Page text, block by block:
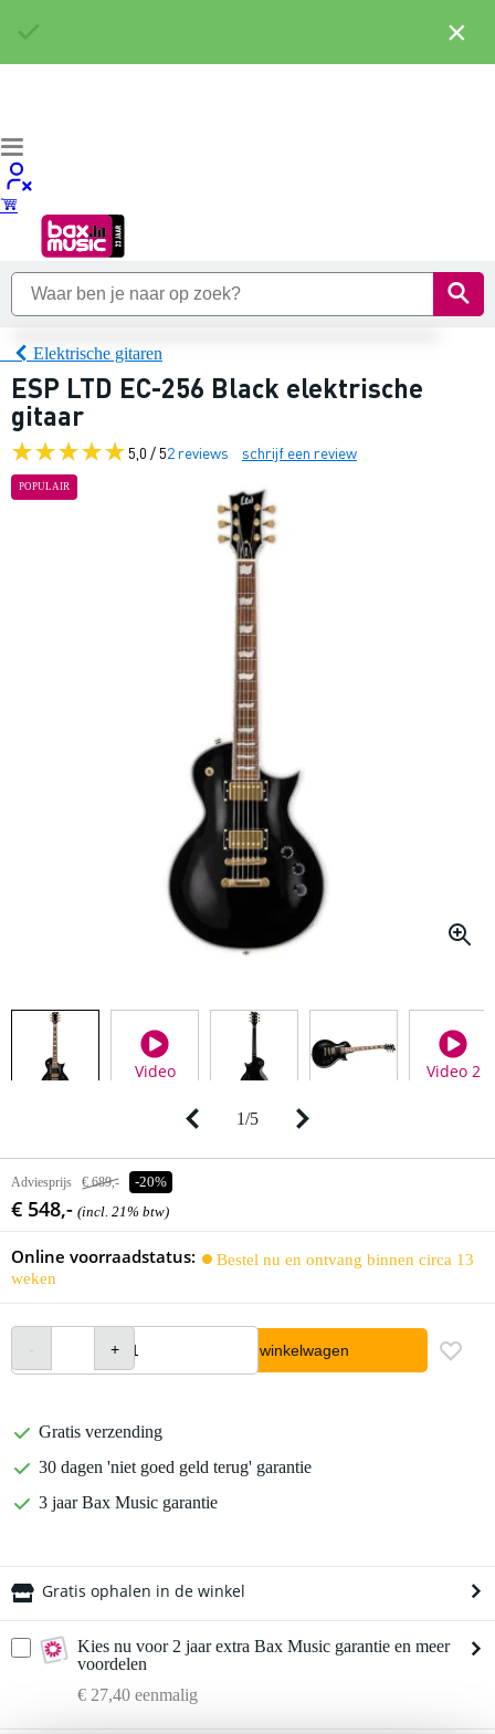
Elektrische gitaren
ESP LTD EC-256 Black elektrische
gitaar
5,0 / 52 reviews schrijf een review
POPULAIR
Video Video 2
1/5
Adviesprijs € 689,- -20%
€ 548,- (incl. 21% btw)
Online voorraadstatus:
Bestel nu en ontvang binnen circa 13
weken
In winkelwagen
Gratis verzending
30 dagen 'niet goed geld terug' garantie
3 jaar Bax Music garantie
Gratis ophalen in de winkel
Kies nu voor 2 jaar extra Bax Music garantie en meer
voordelen
€ 27,40 eenmalig
×